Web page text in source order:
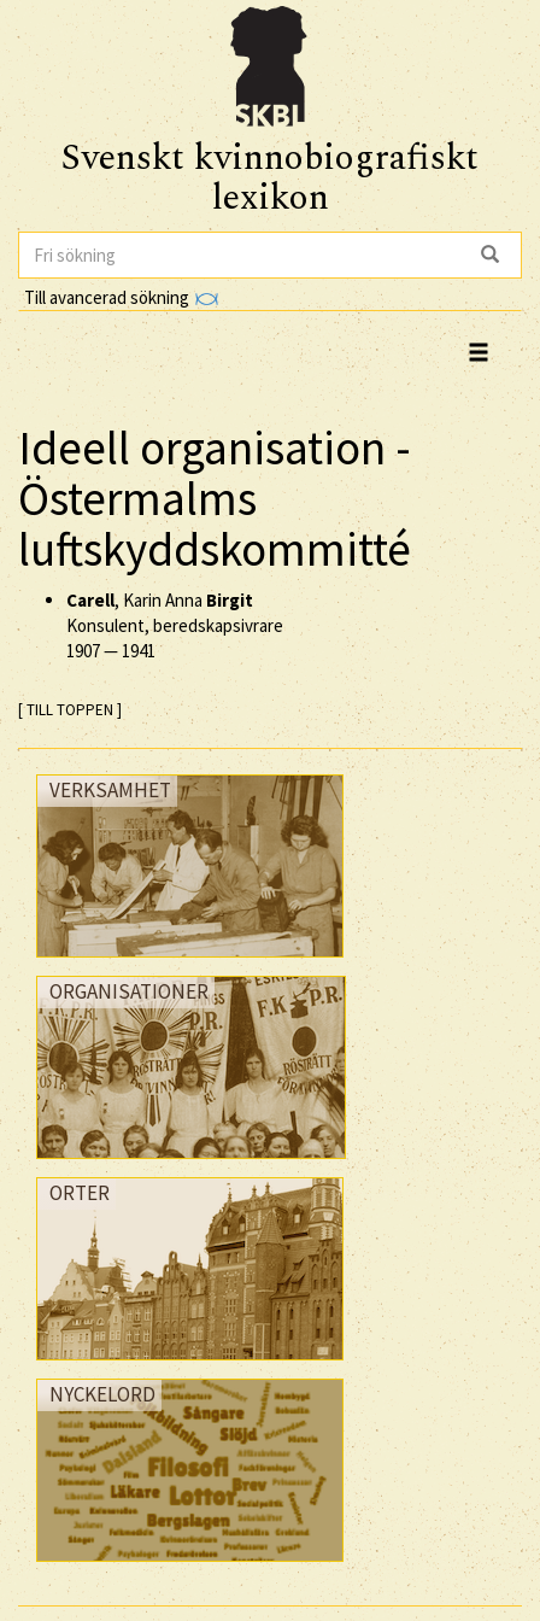
Svenskt kvinnobiografiskt
lexikon
Till avancerad sökning
Ideell organisation -
Östermalms
luftskyddskommitté
Carell, Karin Anna Birgit
Konsulent, beredskapsivrare
1907— 1941
[ TILL TOPPEN ]
VERKSAMHET
ORGANISATIONER
ORTER
NYCKELORD